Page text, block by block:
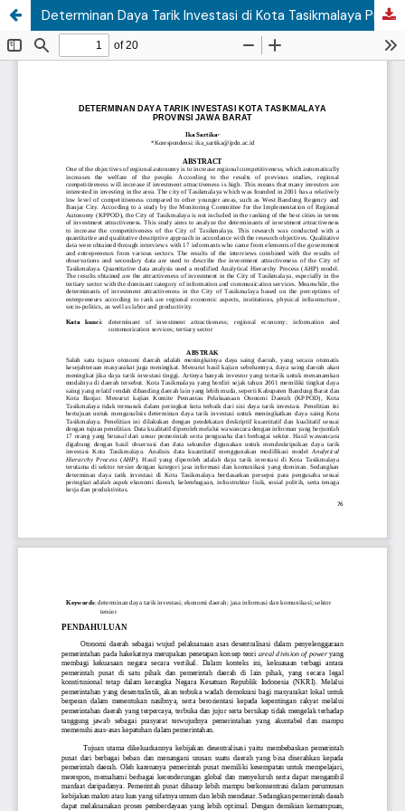
Determinan Daya Tarik Investasi di Kota Tasikmalaya Provinsi Jawa Barat